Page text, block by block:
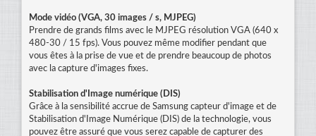
Mode vidéo (VGA, 30 images / s, MJPEG)
Prendre de grands films avec le MJPEG résolution VGA (640 x
480-30 / 15 fps). Vous pouvez même modifier pendant que
vous êtes à la prise de vue et de prendre beaucoup de photos
avec la capture d'images fixes.
Stabilisation d'Image numérique (DIS)
Grâce à la sensibilité accrue de Samsung capteur d'image et de
Stabilisation d'Image Numérique (DIS) de la technologie, vous
pouvez être assuré que vous serez capable de capturer des